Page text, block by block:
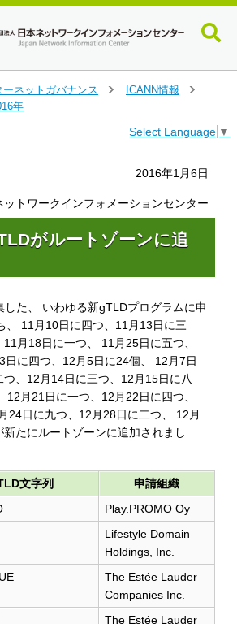
ーネットガバナンス
ICANN情報
年
Select Language ▼
2016年1月6日
トワークインフォメーションセンター
がルートゾーンに追
した、 いわゆる新gTLDプログラムに申
、 11月10日に四つ、11月13日に三
月18日に一つ、 11月25日に五つ、
日に四つ、12月5日に24個、 12月7日
、12月14日に三つ、12月15日に八
12月21日に一つ、12月22日に四つ、
24日に九つ、12月28日に二つ、 12月
たにルートゾーンに追加されまし
文字列
申請組織
Play.PROMO Oy
Lifestyle Domain
Holdings, Inc.
The Estée Lauder
Companies Inc.
The Estée Lauder